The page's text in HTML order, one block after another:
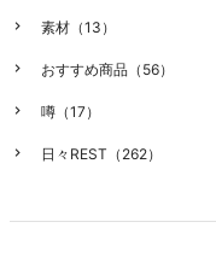
素材（13）
おすすめ商品（56）
噂（17）
日々REST（262）